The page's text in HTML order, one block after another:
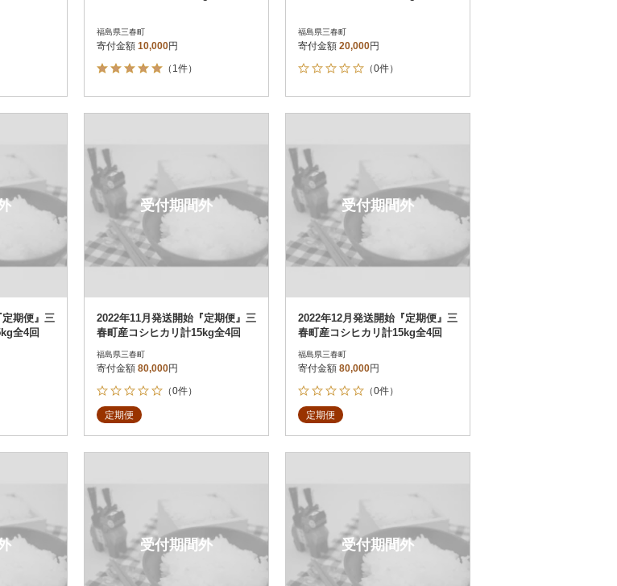
福島県三春町
寄付金額 10,000円
（1件）
福島県三春町
寄付金額 20,000円
（0件）
期便』三
全4回
受付期間外
2022年11月発送開始『定期便』三
春町産コシヒカリ計15kg全4回
福島県三春町
寄付金額 80,000円
（0件）
定期便
受付期間外
2022年12月発送開始『定期便』三
春町産コシヒカリ計15kg全4回
福島県三春町
寄付金額 80,000円
（0件）
定期便
受付期間外 受付期間外